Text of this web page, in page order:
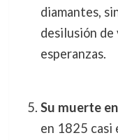
diamantes,
desilusión de
esperanzas.
Su muerte
en 1825 casi